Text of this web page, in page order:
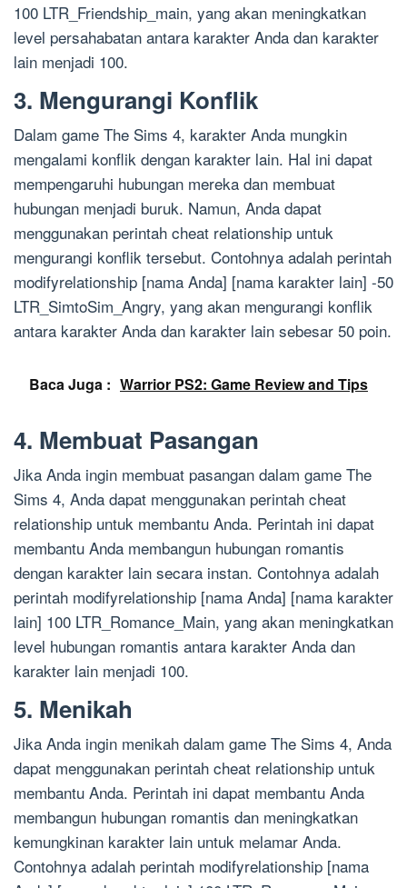
100 LTR_Friendship_main, yang akan meningkatkan
level persahabatan antara karakter Anda dan karakter
lain menjadi 100.
3. Mengurangi Konflik
Dalam game The Sims 4, karakter Anda mungkin
mengalami konflik dengan karakter lain. Hal ini dapat
mempengaruhi hubungan mereka dan membuat
hubungan menjadi buruk. Namun, Anda dapat
menggunakan perintah cheat relationship untuk
mengurangi konflik tersebut. Contohnya adalah perintah
modifyrelationship [nama Anda] [nama karakter lain] -50
LTR_SimtoSim_Angry, yang akan mengurangi konflik
antara karakter Anda dan karakter lain sebesar 50 poin.
Baca Juga : Warrior PS2: Game Review and Tips
4. Membuat Pasangan
Jika Anda ingin membuat pasangan dalam game The
Sims 4, Anda dapat menggunakan perintah cheat
relationship untuk membantu Anda. Perintah ini dapat
membantu Anda membangun hubungan romantis
dengan karakter lain secara instan. Contohnya adalah
perintah modifyrelationship [nama Anda] [nama karakter
lain] 100 LTR_Romance_Main, yang akan meningkatkan
level hubungan romantis antara karakter Anda dan
karakter lain menjadi 100.
5. Menikah
Jika Anda ingin menikah dalam game The Sims 4, Anda
dapat menggunakan perintah cheat relationship untuk
membantu Anda. Perintah ini dapat membantu Anda
membangun hubungan romantis dan meningkatkan
kemungkinan karakter lain untuk melamar Anda.
Contohnya adalah perintah modifyrelationship [nama